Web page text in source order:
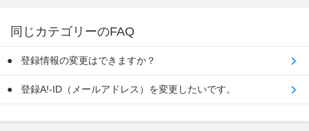
同じカテゴリーのFAQ
登録情報の変更はできますか？
登録A!-ID（メールアドレス）を変更したいです。